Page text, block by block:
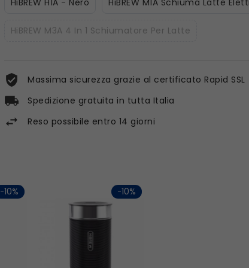
HiBREW H1A - Nero HiBREW M1A Schiuma Latte
HiBREW M3A 4 In 1 Schiumatore Per Latte
Massima sicurezza grazie al certificato Rapid SSL
Spedizione gratuita in tutta Italia
Reso possibile entro 14 giorni
-10% -10%